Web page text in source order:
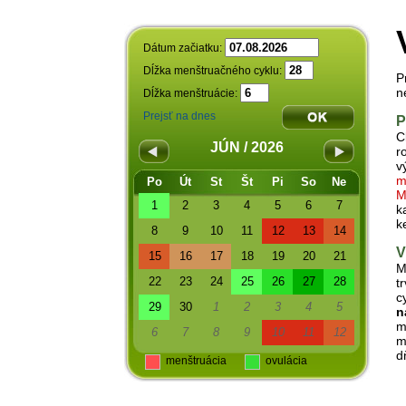
Dátum začiatku:
Dĺžka menštruačného cyklu:
Dĺžka menštruácie:
Prejsť na dnes
JÚN / 2026
Po Út St Št Pi So
Ne
1
2 3 4 5 6
7
8
9 10 11 12 13
14
15
16 17 18 19 20
21
22
23 24 25 26 27
28
29
30 1 2 3 4
5
6
7 8 9 10 11 12
menštruácia ovulácia